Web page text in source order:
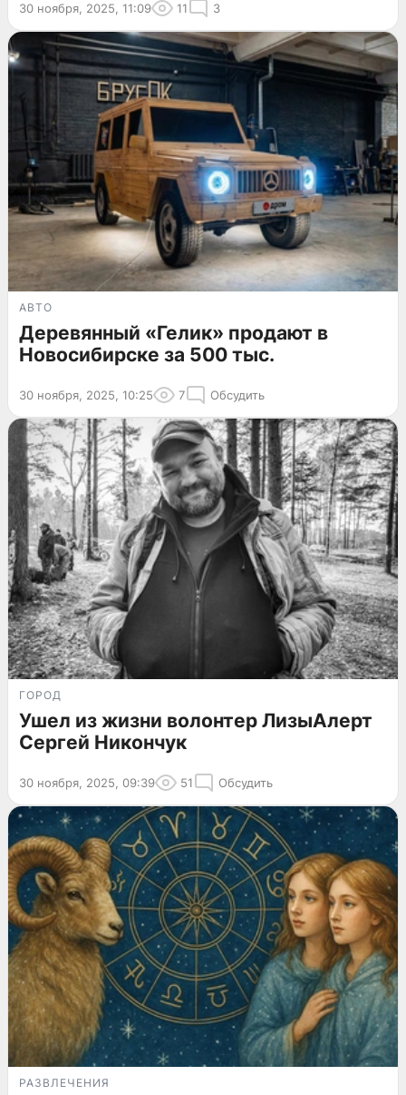
30 ноября, 2025, 11:09 11 3
АВТО
Деревянный «Гелик» продают в
Новосибирске за 500 тыс.
30 ноября, 2025, 10:25 7 Обсудить
ГОРОД
Ушел из жизни волонтер ЛизыАлерт
Сергей Никончук
30 ноября, 2025, 09:39 51 Обсудить
РАЗВЛЕЧЕНИЯ